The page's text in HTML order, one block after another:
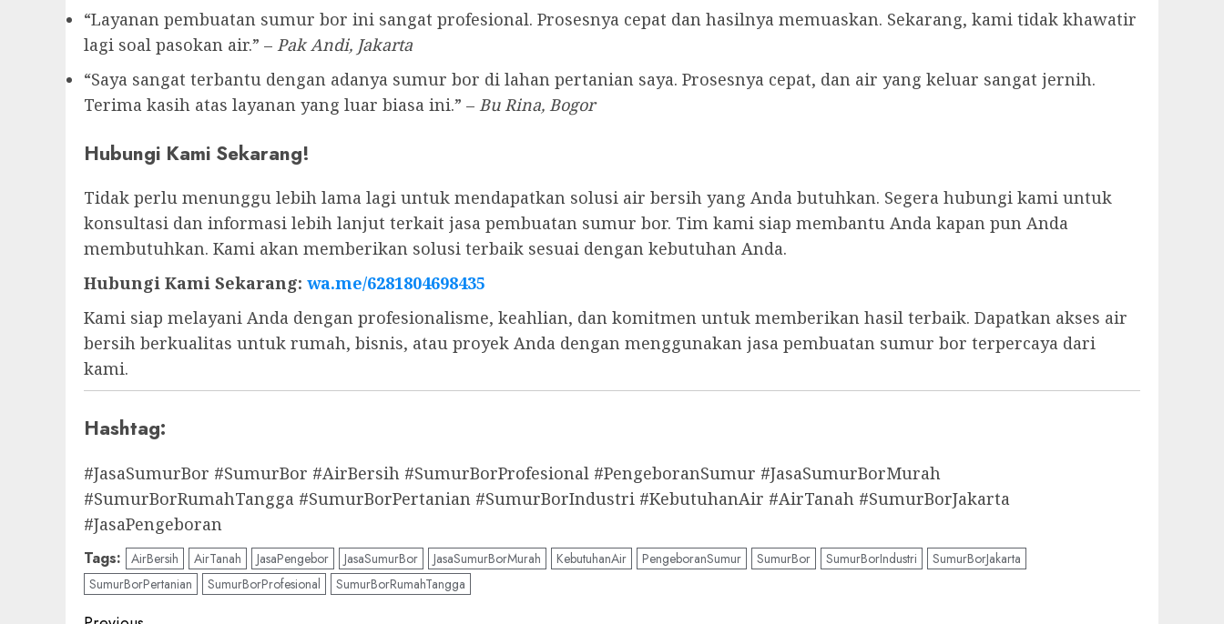
“Layanan pembuatan sumur bor ini sangat profesional. Prosesnya cepat dan hasilnya memuaskan. Sekarang, kami tidak khawatir
lagi soal pasokan air.” – Pak Andi, Jakarta
“Saya sangat terbantu dengan adanya sumur bor di lahan pertanian saya. Prosesnya cepat, dan air yang keluar sangat jernih.
Terima kasih atas layanan yang luar biasa ini.” – Bu Rina, Bogor
Hubungi Kami Sekarang!
Tidak perlu menunggu lebih lama lagi untuk mendapatkan solusi air bersih yang Anda butuhkan. Segera hubungi kami untuk
konsultasi dan informasi lebih lanjut terkait jasa pembuatan sumur bor. Tim kami siap membantu Anda kapan pun Anda
membutuhkan. Kami akan memberikan solusi terbaik sesuai dengan kebutuhan Anda.
Hubungi Kami Sekarang: wa.me/6281804698435
Kami siap melayani Anda dengan profesionalisme, keahlian, dan komitmen untuk memberikan hasil terbaik. Dapatkan akses air
bersih berkualitas untuk rumah, bisnis, atau proyek Anda dengan menggunakan jasa pembuatan sumur bor terpercaya dari
kami.
Hashtag:
#JasaSumurBor #SumurBor #AirBersih #SumurBorProfesional #PengeboranSumur #JasaSumurBorMurah
#SumurBorRumahTangga #SumurBorPertanian #SumurBorIndustri #KebutuhanAir #AirTanah #SumurBorJakarta
#JasaPengeboran
Tags: AirBersih AirTanah JasaPengebor JasaSumurBor JasaSumurBorMurah KebutuhanAir PengeboranSumur SumurBor SumurBorIndustri
SumurBorJakarta
SumurBorPertanian
SumurBorProfesional SumurBorRumahTangga